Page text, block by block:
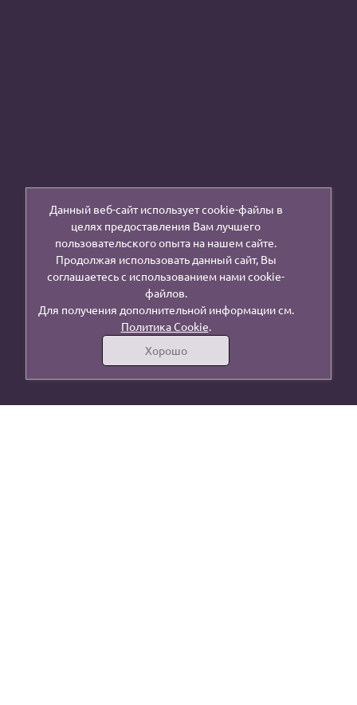
Данный веб-сайт использует cookie-файлы в
целях предоставления Вам лучшего
пользовательского опыта на нашем сайте.
Продолжая использовать данный сайт, Вы
соглашаетесь с использованием нами cookie-
файлов.
Для получения дополнительной информации см.
Политика Cookie.
Хорошо